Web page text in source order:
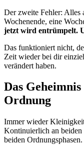
Der zweite Fehler: Alles
Wochenende, eine
jetzt wird entrümpelt.
Das funktioniert nicht,
Zeit wieder bei dir
verändert haben.
Das
Ordnung
Immer wieder
Kontinuierlich an beiden
beiden Ordnungsphasen.